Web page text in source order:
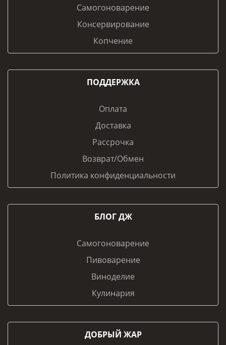
Самогоноварение
Консервирование
Копчение
ПОДДЕРЖКА
Оплата
Доставка
Рассрочка
Возврат/Обмен
Политика конфиденциальности
БЛОГ ДЖ
Самогоноварение
Пивоварение
Виноделие
Кулинария
ДОБРЫЙ ЖАР